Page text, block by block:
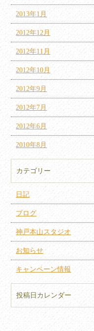
2013年1月
2012年12月
2012年11月
2012年10月
2012年9月
2012年7月
2012年6月
2010年8月
カテゴリー
日記
ブログ
神戸本山スタジオ
お知らせ
キャンペーン情報
投稿日カレンダー